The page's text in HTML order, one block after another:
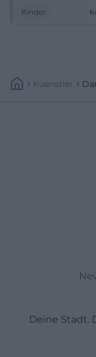
zusammen und stärkt
Kinder
Kuenstler
Deine Stadt.